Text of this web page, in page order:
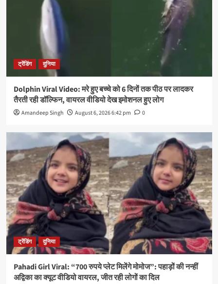
ट्रेंडिंग दुनिया
Dolphin Viral Video: मरे हुए बच्चे को 6 दिनों तक पीठ पर लादकर
तैरती रही डॉल्फिन, वायरल वीडियो देख इमोशनल हुए लोग
Amandeep Singh August 6, 2026 6:42 pm 0
ट्रेंडिंग दुनिया
Pahadi Girl Viral: “700 रुपये प्लेट मिलेंगे मोमोज”: पहाड़ों की नन्हीं
अद्विका का क्यूट वीडियो वायरल, जीत रही लोगों का दिल